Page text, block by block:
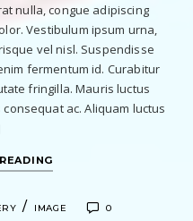
nulla, congue adipiscing
Vestibulum ipsum urna,
vel nisl. Suspendisse
fermentum id. Curabitur
fringilla. Mauris luctus
ac. Aliquam luctus
/ IMAGE 0